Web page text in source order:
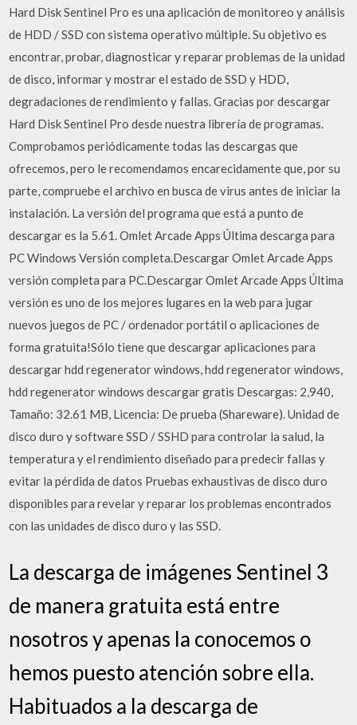
Hard Disk Sentinel Pro es una aplicación de monitoreo y análisis
de HDD / SSD con sistema operativo múltiple. Su objetivo es
encontrar, probar, diagnosticar y reparar problemas de la unidad
de disco, informar y mostrar el estado de SSD y HDD,
degradaciones de rendimiento y fallas. Gracias por descargar
Hard Disk Sentinel Pro desde nuestra librería de programas.
Comprobamos periódicamente todas las descargas que
ofrecemos, pero le recomendamos encarecidamente que, por su
parte, compruebe el archivo en busca de virus antes de iniciar la
instalación. La versión del programa que está a punto de
descargar es la 5.61. Omlet Arcade Apps Última descarga para
PC Windows Versión completa.Descargar Omlet Arcade Apps
versión completa para PC.Descargar Omlet Arcade Apps Última
versión es uno de los mejores lugares en la web para jugar
nuevos juegos de PC / ordenador portátil o aplicaciones de
forma gratuita!Sólo tiene que descargar aplicaciones para
descargar hdd regenerator windows, hdd regenerator windows,
hdd regenerator windows descargar gratis Descargas: 2,940,
Tamaño: 32.61 MB, Licencia: De prueba (Shareware). Unidad de
disco duro y software SSD / SSHD para controlar la salud, la
temperatura y el rendimiento diseñado para predecir fallas y
evitar la pérdida de datos Pruebas exhaustivas de disco duro
disponibles para revelar y reparar los problemas encontrados
con las unidades de disco duro y las SSD.
La descarga de imágenes Sentinel 3
de manera gratuita está entre
nosotros y apenas la conocemos o
hemos puesto atención sobre ella.
Habituados a la descarga de